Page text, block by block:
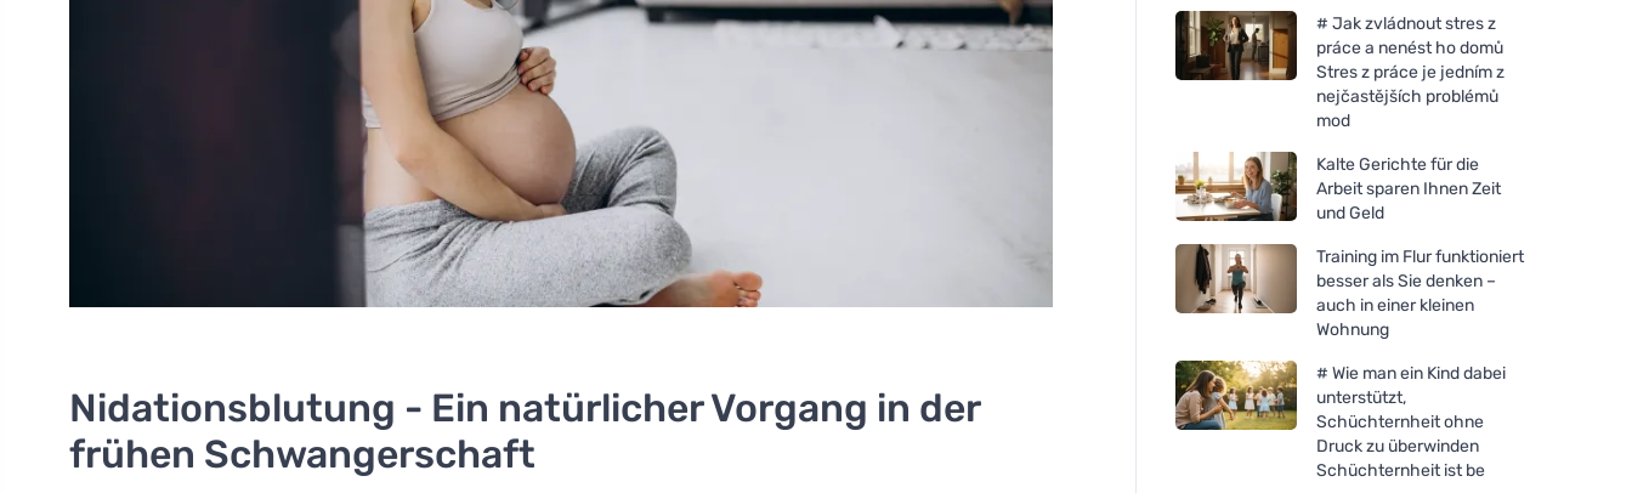
Nidationsblutung - Ein natürlicher Vorgang in der
frühen Schwangerschaft
# Jak zvládnout stres z
práce a nenést ho domů
Stres z práce je jedním z
nejčastějších problémů
mod
Kalte Gerichte für die
Arbeit sparen Ihnen Zeit
und Geld
Training im Flur funktioniert
besser als Sie denken –
auch in einer kleinen
Wohnung
# Wie man ein Kind dabei
unterstützt,
Schüchternheit ohne
Druck zu überwinden
Schüchternheit ist be